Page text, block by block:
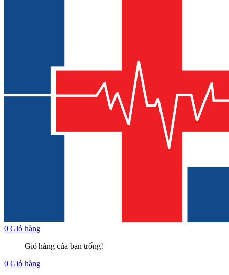
0 Giỏ hàng
Giỏ hàng của bạn trống!
0 Giỏ hàng